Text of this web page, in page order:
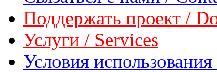
Поддержать проект /
Услуги / Services
Условия